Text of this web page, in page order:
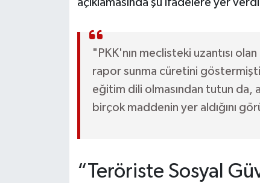
açıklamasında şu ifadelere yer
"PKK'nın meclisteki uzantısı
rapor sunma cüretini
eğitim dili olmasından tutun da,
birçok maddenin yer aldığını
“Teröriste Sosyal